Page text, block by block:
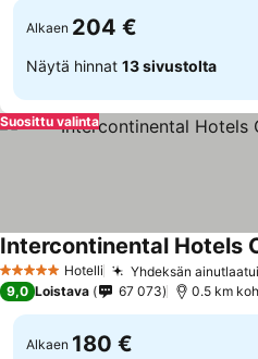
Alkaen 204 €
Näytä hinnat 13 sivustolta
Suosittu valinta
5 Tähtiluokitus
Hotelli Yhdeksän
9,0 Loistava 67 073 0.5 km
Alkaen 180 €